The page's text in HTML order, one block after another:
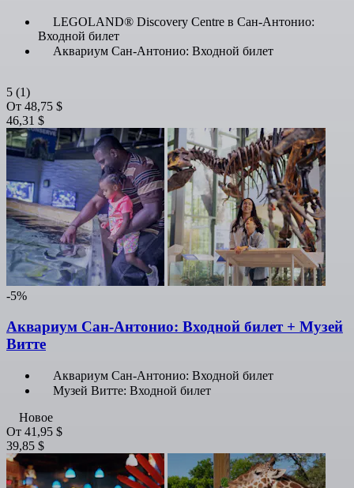
LEGOLAND® Discovery Centre в Сан-Антонио:
Входной билет
Аквариум Сан-Антонио: Входной билет
5 (1)
От 48,75 $
46,31 $
-5%
Аквариум Сан-Антонио: Входной билет + Музей
Витте
Аквариум Сан-Антонио: Входной билет
Музей Витте: Входной билет
Новое
От 41,95 $
39,85 $